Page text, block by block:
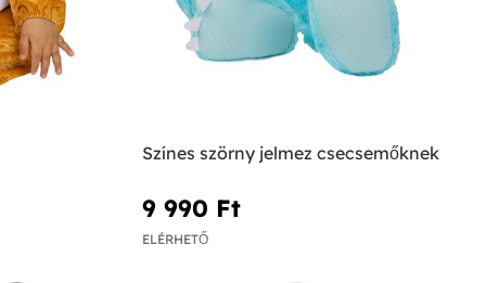
Színes szörny jelmez csecsemőknek
9 990 Ft‎
ELÉRHETŐ